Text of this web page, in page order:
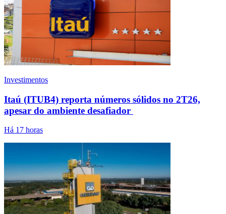
Investimentos
Itaú (ITUB4) reporta números sólidos no 2T26,
apesar do ambiente desafiador
Há 17 horas